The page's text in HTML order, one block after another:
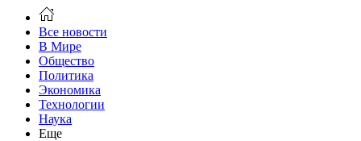
Все новости
В Мире
Общество
Политика
Экономика
Технологии
Наука
Еще